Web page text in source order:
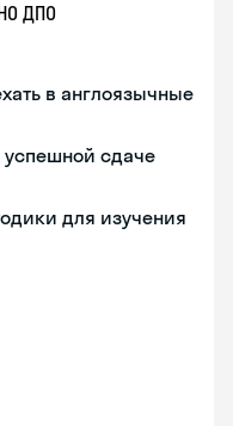
ДПО
в англоязычные
успешной сдаче
для изучения